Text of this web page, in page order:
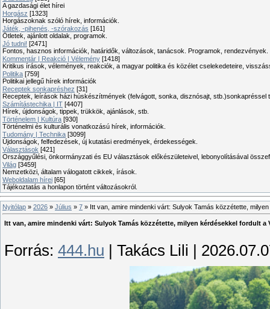
A gazdasági élet hírei
Horgász [1323]
Horgászoknak szóló hírek, információk.
Játék, -pihenés, -szórakozás [161]
Ötletek, ajánlott oldalak, programok.
Jó tudni! [2471]
Fontos, hasznos információk, határidők, változások, tanácsok. Programok, rendezvények.
Kommentár | Reakció | Vélemény [1418]
Kritikus írások, vélemények, reakciók, a magyar politika és közélet cselekedeteire,
Politika [759]
Politikai jellegű hírek információk
Receptek sonkapréshez [31]
Receptek, leírások házi húskészítmények (felvágott, sonka, disznósajt, stb.)sonkapréssel
Számítástechika | IT [4407]
Hírek, újdonságok, tippek, trükkök, ajánlások, stb.
Történelem | Kultúra [930]
Történelmi és kulturális vonatkozású hírek, információk.
Tudomány | Technika [3099]
Újdonságok, felfedezések, új kutatási eredmények, érdekességek.
Választások [421]
Országgyűlési, önkormányzati és EU választások előkészületeivel, lebonyolításával
Világ [3459]
Nemzetközi, általam válogatott cikkek, írások.
Weboldalam hírei [65]
Tájékoztatás a honlapon történt változásokról.
Nyitólap » 2026 » Július » 7 » Itt van, amire mindenki várt: Sulyok Tamás közzétette,
Itt van, amire mindenki várt: Sulyok Tamás közzétette, milyen kérdésekkel fordult a
Forrás: 444.hu | Takács Lili |